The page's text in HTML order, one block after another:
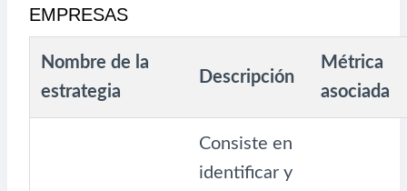
EMPRESAS
Nombre de la
estrategia
Descripción
Métrica
asociada
Consiste en
identificar y